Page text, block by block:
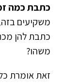
כתבת כמה
משקיעים
כתבת להן
משהו?
זאת אומרת